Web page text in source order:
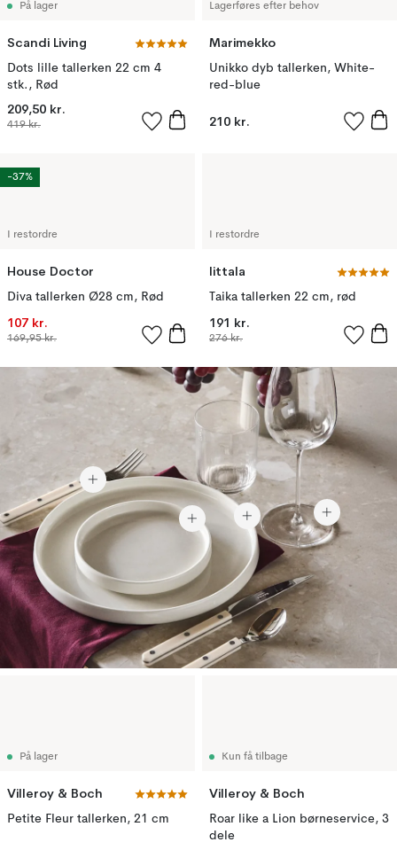
På lager
Scandi Living
Dots lille tallerken 22 cm 4
stk., Rød
209,50 kr.
419 kr.
Lagerføres efter behov
Marimekko
Unikko dyb tallerken, White-
red-blue
210 kr.
I restordre
House Doctor
Diva tallerken Ø28 cm, Rød
107 kr.
169,95 kr.
-37%
I restordre
Iittala
Taika tallerken 22 cm, rød
191 kr.
276 kr.
92 kr. 458
1.649 kr.
116 kr.
På lager
Villeroy & Boch
Petite Fleur tallerken, 21 cm
Kun få tilbage
Villeroy & Boch
Roar like a Lion børneservice, 3
dele